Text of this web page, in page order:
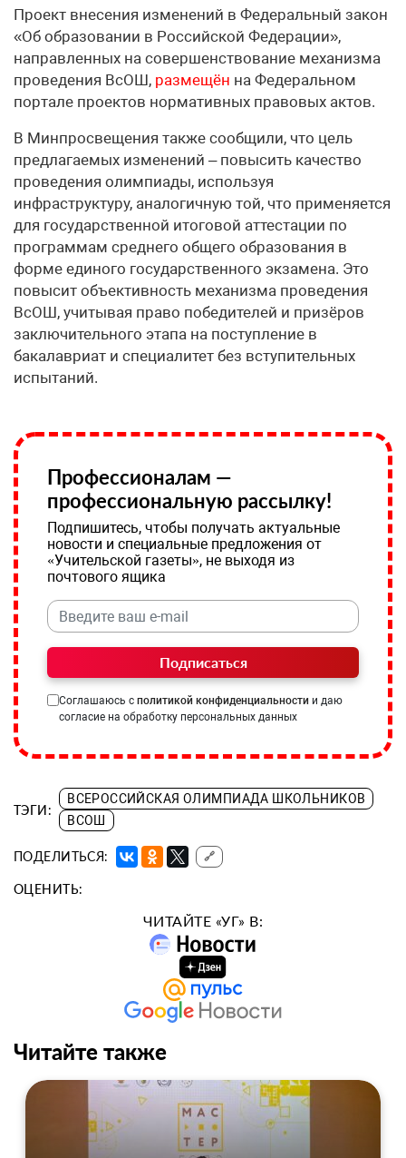
Проект внесения изменений в Федеральный закон
«Об образовании в Российской Федерации»,
направленных на совершенствование механизма
проведения ВсОШ, размещён на Федеральном
портале проектов нормативных правовых актов.
В Минпросвещения также сообщили, что цель
предлагаемых изменений – повысить качество
проведения олимпиады, используя
инфраструктуру, аналогичную той, что применяется
для государственной итоговой аттестации по
программам среднего общего образования в
форме единого государственного экзамена. Это
повысит объективность механизма проведения
ВсОШ, учитывая право победителей и призёров
заключительного этапа на поступление в
бакалавриат и специалитет без вступительных
испытаний.
Профессионалам —
профессиональную рассылку!
Подпишитесь, чтобы получать актуальные
новости и специальные предложения от
«Учительской газеты», не выходя из
почтового ящика
Подписаться
Соглашаюсь с политикой конфиденциальности и даю
согласие на обработку персональных данных
ТЭГИ:
ВСЕРОССИЙСКАЯ ОЛИМПИАДА ШКОЛЬНИКОВ
ВСОШ
ПОДЕЛИТЬСЯ: 🔗
ОЦЕНИТЬ:
ЧИТАЙТЕ «УГ» В:
Читайте также